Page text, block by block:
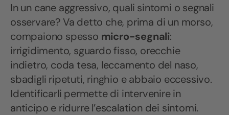
In un cane aggressivo, quali sintomi o segnali
osservare? Va detto che, prima di un morso,
compaiono spesso micro-segnali:
irrigidimento, sguardo fisso, orecchie
indietro, coda tesa, leccamento del naso,
sbadigli ripetuti, ringhio e abbaio eccessivo.
Identificarli permette di intervenire in
anticipo e ridurre l’escalation dei sintomi.